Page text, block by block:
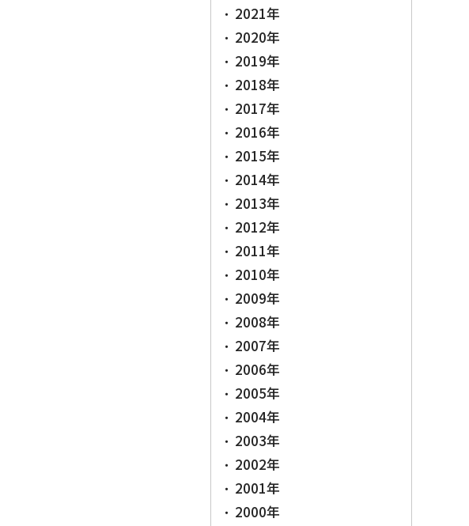
2021年
2020年
2019年
2018年
2017年
2016年
2015年
2014年
2013年
2012年
2011年
2010年
2009年
2008年
2007年
2006年
2005年
2004年
2003年
2002年
2001年
2000年